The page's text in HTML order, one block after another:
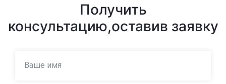
Получить
консультацию,оставив заявку